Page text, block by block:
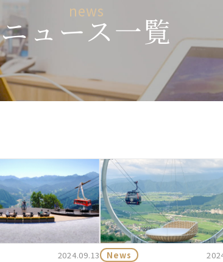
news
ニュース一覧
2024.09.13 News